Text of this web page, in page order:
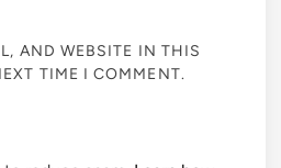
AND WEBSITE IN THIS
TIME I COMMENT.